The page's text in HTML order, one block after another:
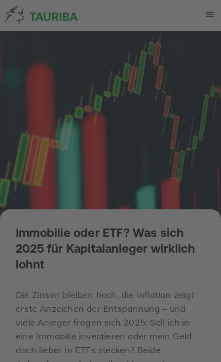
Immobilie oder ETF? Was sich
2025 für Kapitalanleger wirklich
lohnt
Die Zinsen bleiben hoch, die Inflation zeigt
erste Anzeichen der Entspannung – und
viele Anleger fragen sich 2025: Soll ich in
eine Immobilie investieren oder mein Geld
doch lieber in ETFs stecken? Beide